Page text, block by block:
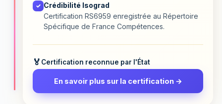
✓ Crédibilité Isograd
Certification RS6959 enregistrée au Répertoire
Spécifique de France Compétences.
Certification reconnue par l'État
En savoir plus sur la certification →